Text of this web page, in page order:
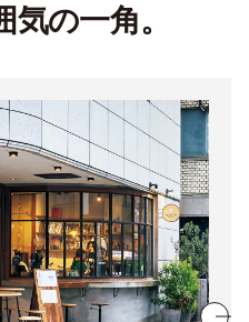
の一角。